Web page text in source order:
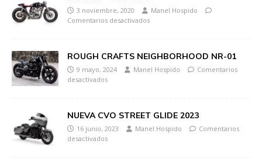
3 noviembre, 2020
Manel Hospido
Comentarios desactivados
ROUGH CRAFTS NEIGHBORHOOD NR-01
9 mayo, 2024 Manel Hospido
Comentarios
desactivados
NUEVA CVO STREET GLIDE 2023
16 junio, 2023 Manel Hospido
Comentarios
desactivados